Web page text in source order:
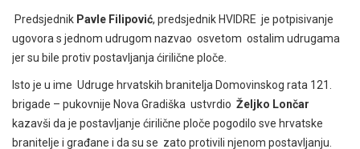
Predsjednik Pavle Filipović, predsjednik HVIDRE je potpisivanje
ugovora s jednom udrugom nazvao osvetom ostalim udrugama
jer su bile protiv postavljanja ćirilične ploče.
Isto je u ime Udruge hrvatskih branitelja Domovinskog rata 121.
brigade – pukovnije Nova Gradiška ustvrdio Željko Lončar
kazavši da je postavljanje ćirilične ploče pogodilo sve hrvatske
branitelje i građane i da su se zato protivili njenom postavljanju.